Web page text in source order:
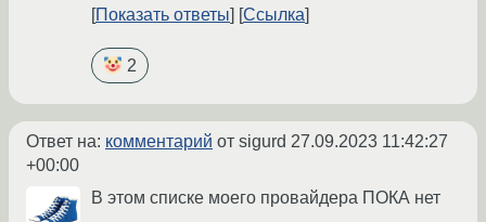
Показать ответы
Ссылка
2
Ответ на: комментарий от sigurd 27.09.2023 11:42:27
+00:00
В этом списке моего провайдера ПОКА нет